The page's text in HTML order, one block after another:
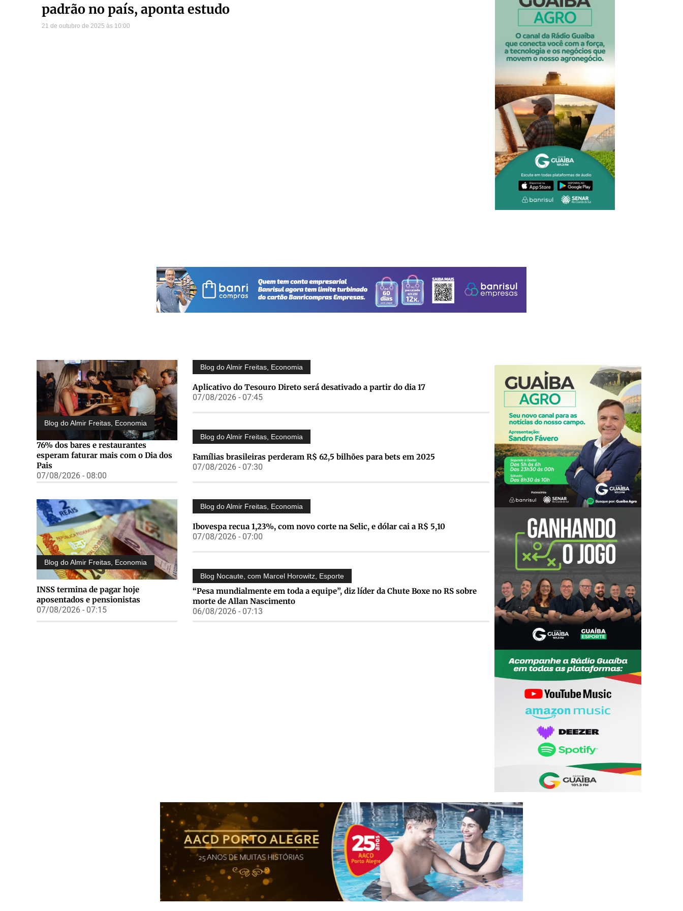
padrão no país, aponta estudo
21 de outubro de 2025 10:00
Blog do Almir Freitas Economia
76% dos bares e restaurantes
esperam faturar mais com o Dia dos
Pais
07/08/2026 - 08:00
Blog do Almir Freitas Economia
Aplicativo do Tesouro Direto será desativado a partir do dia 17
07/08/2026 - 07:45
Blog do Almir Freitas Economia
Famílias brasileiras perderam R$ 62,5 bilhões para bets em 2025
07/08/2026 - 07:30
Blog do Almir Freitas Economia
INSS termina de pagar hoje
aposentados e pensionistas
07/08/2026 - 07:15
Blog do Almir Freitas Economia
Ibovespa recua 1,23%, com novo corte na Selic, e dólar cai a R$ 5,10
07/08/2026 - 07:00
Blog Nocaute, com Marcel Horowitz Esporte
“Pesa mundialmente em toda a equipe”, diz líder da Chute Boxe no RS sobre
morte de Allan Nascimento
06/08/2026 - 07:13